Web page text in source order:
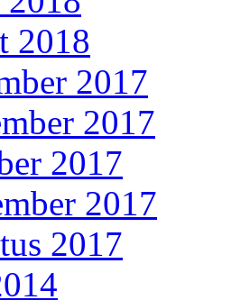
2018
2017
2017
2017
2017
2017